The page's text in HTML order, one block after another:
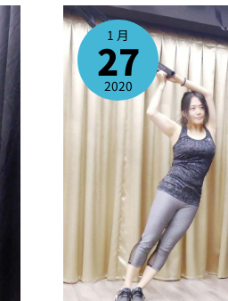
1 月
27
2020
TRX
懸
吊
統